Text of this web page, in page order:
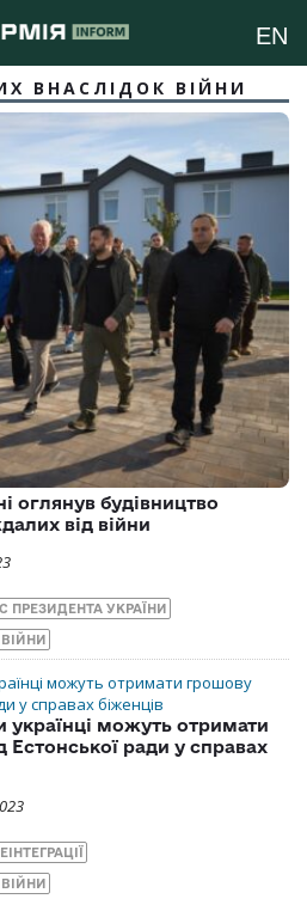
EN
ВНАСЛІДОК ВІЙНИ
оглянув будівництво
від війни
ПРЕЗИДЕНТА УКРАЇНИ
українці можуть отримати
ради у справах